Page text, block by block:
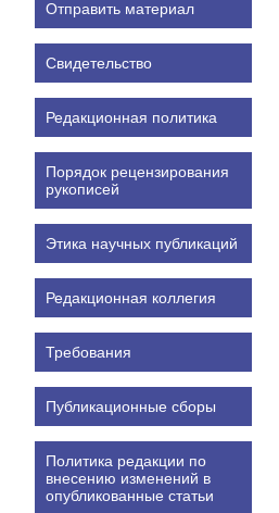
Отправить материал
Свидетельство
Редакционная политика
Порядок рецензирования
рукописей
Этика научных публикаций
Редакционная коллегия
Требования
Публикационные сборы
Политика редакции по
внесению изменений в
опубликованные статьи